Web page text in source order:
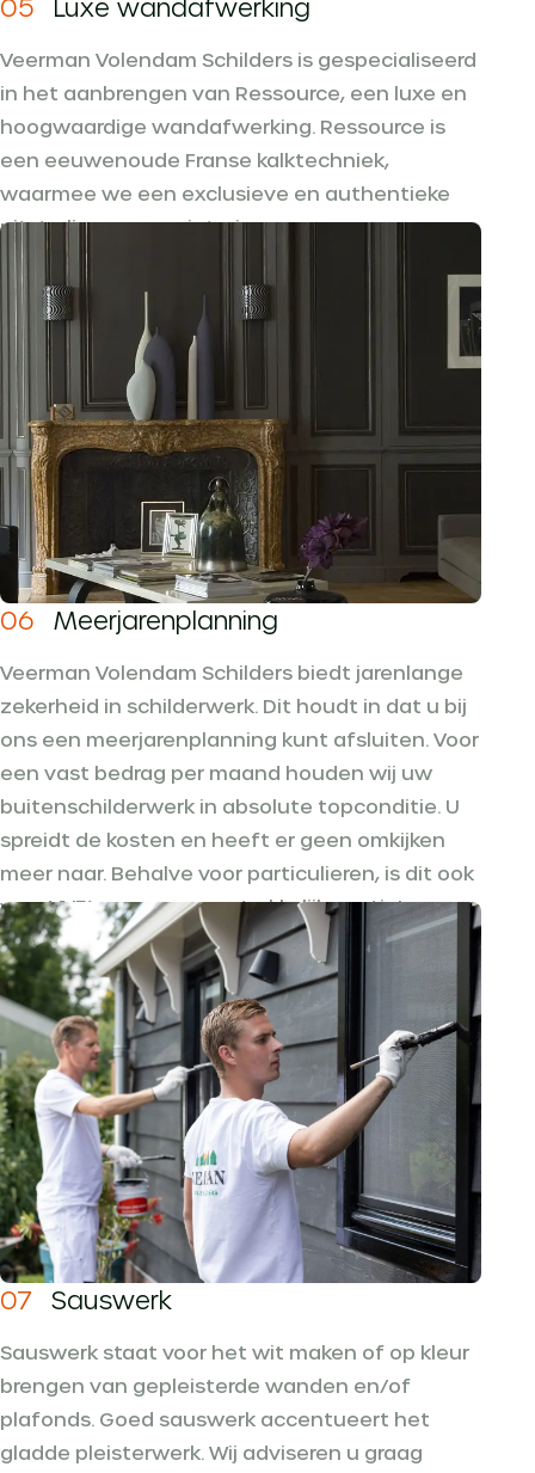
05 Luxe wandafwerking
Veerman Volendam Schilders is gespecialiseerd
in het aanbrengen van Ressource, een luxe en
hoogwaardige wandafwerking. Ressource is
een eeuwenoude Franse kalktechniek,
waarmee we een exclusieve en authentieke
uitstraling aan uw interieur geven.
06 Meerjarenplanning
Veerman Volendam Schilders biedt jarenlange
zekerheid in schilderwerk. Dit houdt in dat u bij
ons een meerjarenplanning kunt afsluiten. Voor
een vast bedrag per maand houden wij uw
buitenschilderwerk in absolute topconditie. U
spreidt de kosten en heeft er geen omkijken
meer naar. Behalve voor particulieren, is dit ook
voor VVE’s een zeer aantrekkelijke optie!
07 Sauswerk
Sauswerk staat voor het wit maken of op kleur
brengen van gepleisterde wanden en/of
plafonds. Goed sauswerk accentueert het
gladde pleisterwerk. Wij adviseren u graag